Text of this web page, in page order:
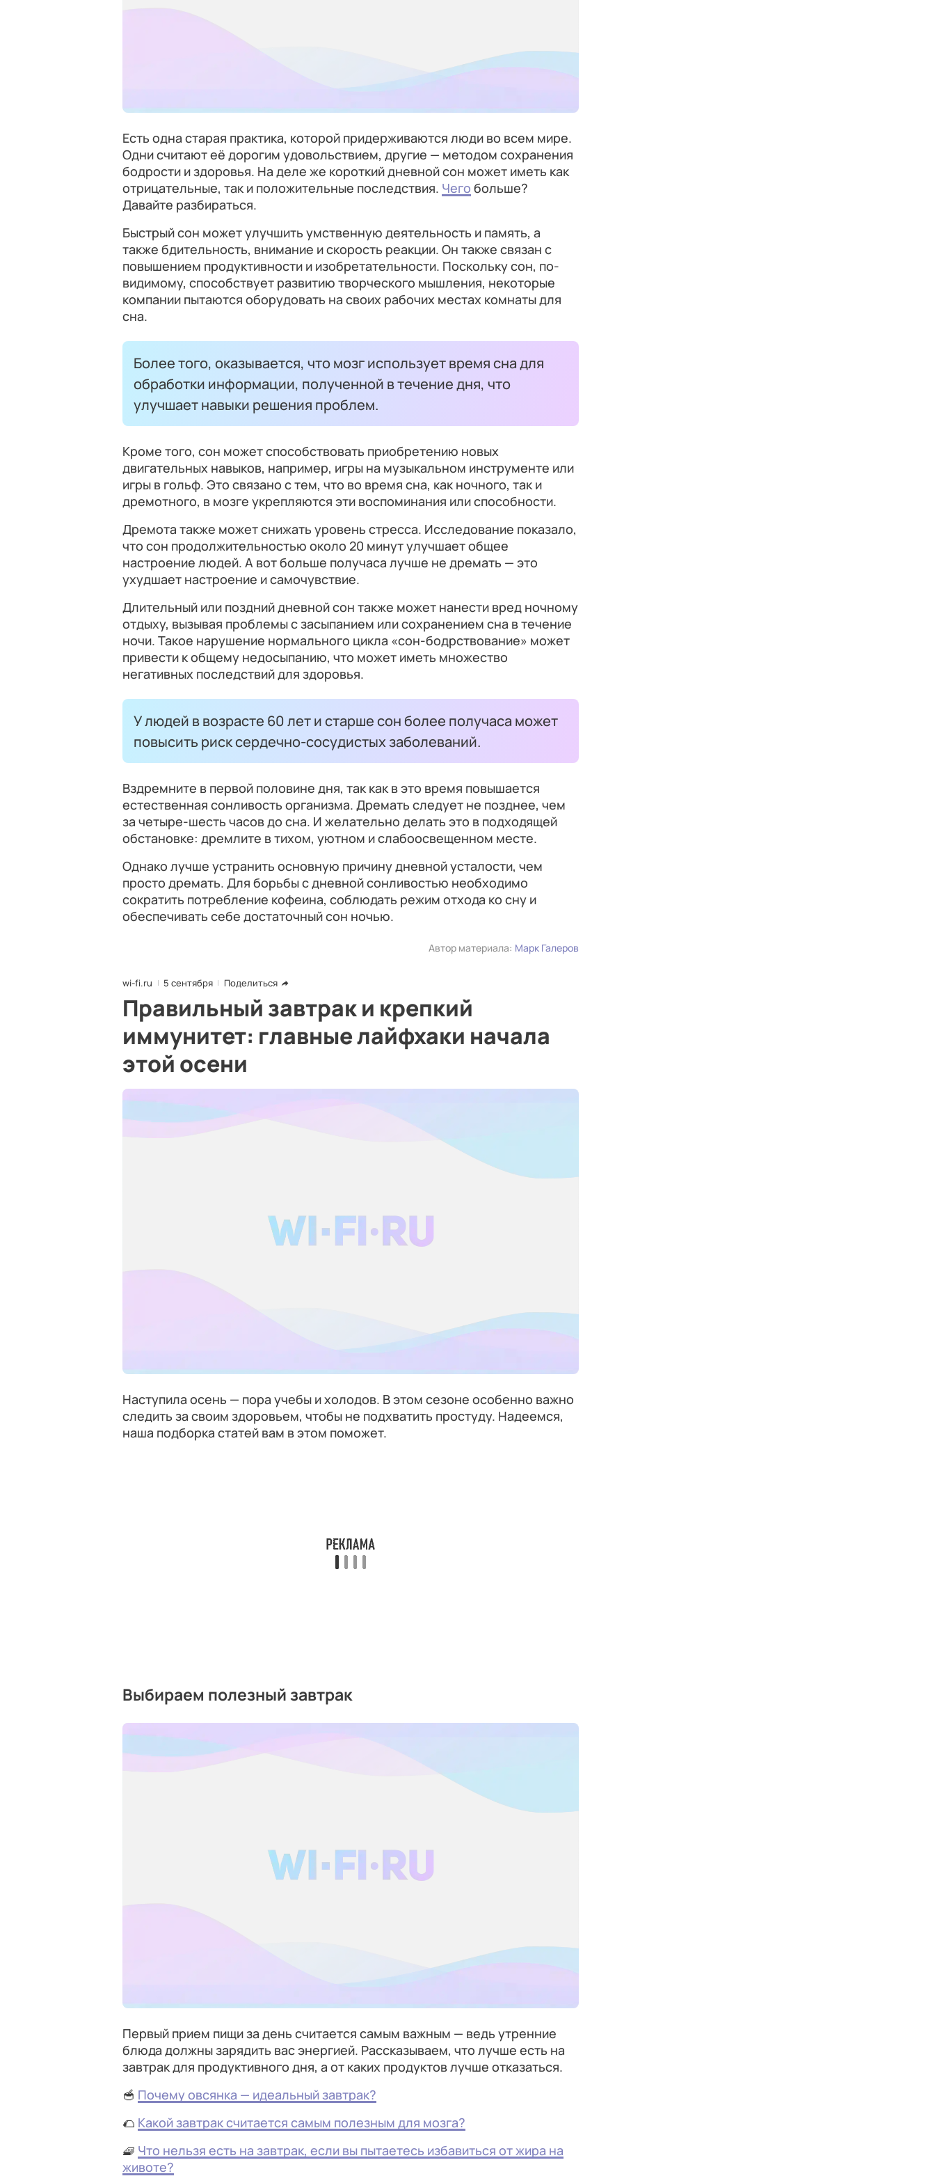
Есть одна старая практика, которой придерживаются люди во всем мире.
Одни считают её дорогим удовольствием, другие — методом сохранения
бодрости и здоровья. На деле же короткий дневной сон может иметь как
отрицательные, так и положительные последствия. Чего больше?
Давайте разбираться.
Быстрый сон может улучшить умственную деятельность и память, а
также бдительность, внимание и скорость реакции. Он также связан с
повышением продуктивности и изобретательности. Поскольку сон, по-
видимому, способствует развитию творческого мышления, некоторые
компании пытаются оборудовать на своих рабочих местах комнаты для
сна.
Более того, оказывается, что мозг использует время сна для
обработки информации, полученной в течение дня, что
улучшает навыки решения проблем.
Кроме того, сон может способствовать приобретению новых
двигательных навыков, например, игры на музыкальном инструменте или
игры в гольф. Это связано с тем, что во время сна, как ночного, так и
дремотного, в мозге укрепляются эти воспоминания или способности.
Дремота также может снижать уровень стресса. Исследование показало,
что сон продолжительностью около 20 минут улучшает общее
настроение людей. А вот больше получаса лучше не дремать — это
ухудшает настроение и самочувствие.
Длительный или поздний дневной сон также может нанести вред ночному
отдыху, вызывая проблемы с засыпанием или сохранением сна в течение
ночи. Такое нарушение нормального цикла «сон-бодрствование» может
привести к общему недосыпанию, что может иметь множество
негативных последствий для здоровья.
У людей в возрасте 60 лет и старше сон более получаса может
повысить риск сердечно-сосудистых заболеваний.
Вздремните в первой половине дня, так как в это время повышается
естественная сонливость организма. Дремать следует не позднее, чем
за четыре-шесть часов до сна. И желательно делать это в подходящей
обстановке: дремлите в тихом, уютном и слабоосвещенном месте.
Однако лучше устранить основную причину дневной усталости, чем
просто дремать. Для борьбы с дневной сонливостью необходимо
сократить потребление кофеина, соблюдать режим отхода ко сну и
обеспечивать себе достаточный сон ночью.
Автор материала: Марк Галеров
wi-fi.ru 5 сентября Поделиться
Правильный завтрак и крепкий
иммунитет: главные лайфхаки начала
этой осени
Наступила осень — пора учебы и холодов. В этом сезоне особенно важно
следить за своим здоровьем, чтобы не подхватить простуду. Надеемся,
наша подборка статей вам в этом поможет.
Выбираем полезный завтрак
Первый прием пищи за день считается самым важным — ведь утренние
блюда должны зарядить вас энергией. Рассказываем, что лучше есть на
завтрак для продуктивного дня, а от каких продуктов лучше отказаться.
🥣 Почему овсянка — идеальный завтрак?
🌮 Какой завтрак считается самым полезным для мозга?
🧇 Что нельзя есть на завтрак, если вы пытаетесь избавиться от жира на
животе?